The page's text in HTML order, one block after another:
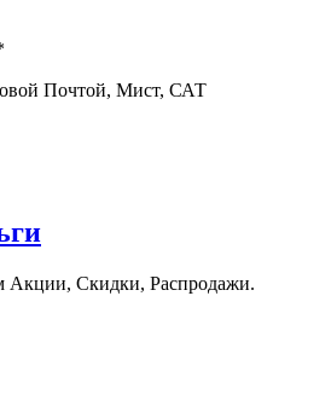
Почтой, Мист, САТ
Акции, Скидки, Распродажи.